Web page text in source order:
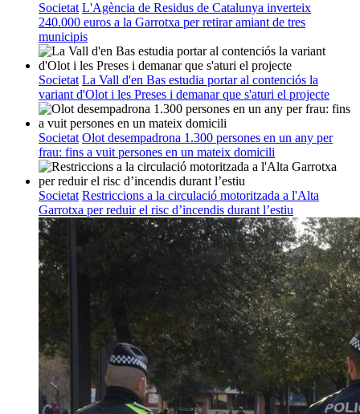
Societat L'Agència de Residus de Catalunya inverteix
240.000 euros a la Garrotxa per retirar amiant de tres
municipis
Societat La Vall d'en Bas estudia portar al contenciós la
variant d'Olot i les Preses i demanar que s'aturi el projecte
Societat Olot desempadrona 1.300 persones en un any per
frau: fins a vuit persones en un mateix domicili
Societat Restriccions a la circulació motoritzada a l'Alta
Garrotxa per reduir el risc d’incendis durant l’estiu